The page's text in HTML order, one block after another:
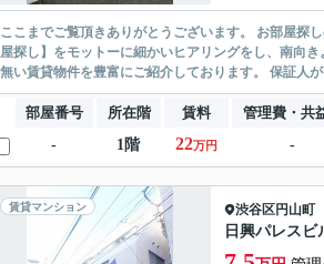
ここまでご覧頂きありがとうございます。 お部屋探しの際には、皆さまそれぞれこだわりの条件があると思いますが、当社では【あなたに１番のお部
屋探し】をモットーに細かいヒアリングをし、南向きよりもあなた向きのお
無い賃貸物件
部屋番号 所在階 賃料 管理費・共
-
1階 22万円 -
賃貸マンション 渋谷区円山町
日興パレスビ